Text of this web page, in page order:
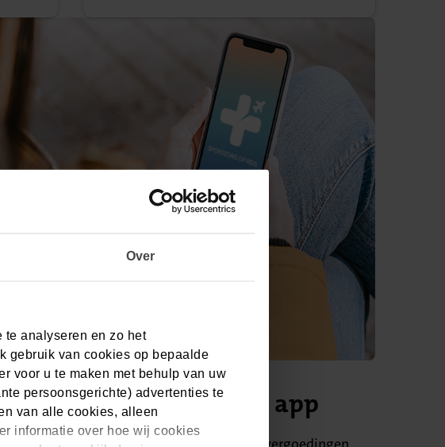
Over
analyseren en zo het
gebruik van cookies op bepaalde
voor u te maken met behulp van uw
persoonsgerichte) advertenties te
van alle cookies, alleen
informatie over hoe wij cookies
uw zorgzaken in de CZ app